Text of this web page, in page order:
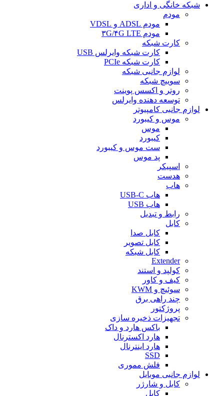
شبکه خانگی و اداری
مودم
مودم ADSL و VDSL
مودم ۳G/۴G LTE
کارت شبکه
کارت شبکه وایرلس USB
کارت شبکه PCIe
لوازم جانبی شبکه
سوییچ شبکه
روتر و اکسس پوینت
توسعه دهنده وایرلس
لوازم جانبی کامپیوتر
موس و کیبورد
موس
کیبورد
ست موس و کیبورد
پد موس
اسپیکر
هدست
هاب
هاب USB-C
هاب USB
رابط و تبدیل
کابل
کابل صدا
کابل تصویر
کابل شبکه
Extender
کولپد و استند
کیف و کاور
سوئیچ و KWM
چند راهی برق
پروژکتور
تجهیزات ذخیره سازی
باکس هارد و داک
هارد اکسترنال
هارد اینترنال
SSD
فلش مموری
لوازم جانبی موبایل
کابل و شارژر
کابل